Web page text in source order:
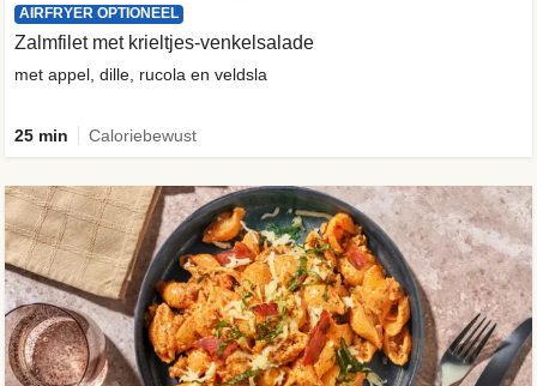
AIRFRYER OPTIONEEL
Zalmfilet met krieltjes-venkelsalade
met appel, dille, rucola en veldsla
25 min Caloriebewust